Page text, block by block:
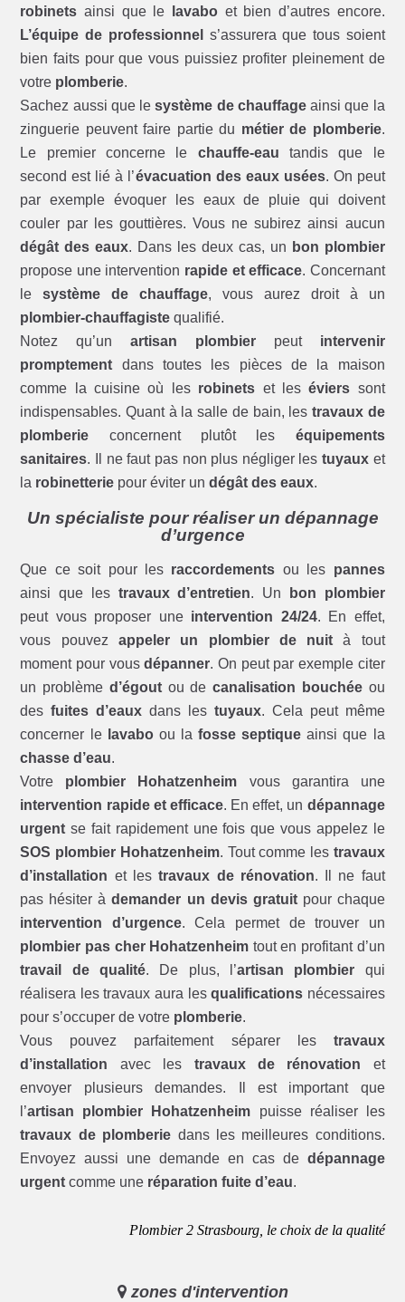
robinets ainsi que le lavabo et bien d’autres encore.
L’équipe de professionnel
s’assurera que tous soient
bien faits pour que vous puissiez profiter pleinement de
votre plomberie.
Sachez aussi que lesystème de chauffageainsi que la
zinguerie peuvent faire partie du métier de plomberie.
Le premier concerne le chauffe-eau tandis que le
second est lié à l’évacuation des eaux usées. On peut
par exemple évoquer les eaux de pluie qui doivent
couler par les gouttières. Vous ne subirez ainsi aucun
dégât des eaux. Dans les deux cas, un bon plombier
propose une intervention rapide et efficace. Concernant
lesystème de chauffage, vous aurez droit à un
plombier-chauffagiste qualifié.
Notez qu’unartisan plombierpeut intervenir
promptement dans toutes les pièces de la maison
comme la cuisine où les robinets et leséviers sont
indispensables. Quant à la salle de bain, les travaux de
plomberie concernent plutôt les équipements
sanitaires. Il ne faut pas non plus négliger les tuyauxet
la robinetterie pour éviter undégât des eaux.
Un spécialiste pour réaliser un dépannage
d’urgence
Que ce soit pour les raccordements ou les pannes
ainsi que les travaux d’entretien. Un
bon plombier
peut vous proposer une intervention 24/24. En effet,
vous pouvez appeler un plombier de nuit à tout
moment pour vousdépanner. On peut par exemple citer
un problème d’égoutou decanalisation bouchéeou
desfuites d’eaux dans les tuyaux. Cela peut même
concerner le lavaboou lafosse septique ainsi que la
chasse d’eau.
Votre plombier Hohatzenheim vous garantira une
intervention rapide et efficace. En effet, un dépannage
urgent se fait rapidement une fois que vous appelez le
SOS plombier Hohatzenheim. Tout comme les travaux
d’installation et lestravaux de rénovation. Il ne faut
pas hésiter àdemander un devis gratuitpour chaque
intervention d’urgence. Cela permet de trouver un
plombier pas cher Hohatzenheim tout en profitant d’un
travail de qualité. De plus, l’artisan plombier qui
réalisera les travaux aura lesqualifications nécessaires
pour s’occuper de votre plomberie.
Vous pouvez parfaitement séparer les travaux
d’installation avec les travaux de rénovation et
envoyer plusieurs demandes. Il est important que
l’artisan plombier Hohatzenheim puisse réaliser les
travaux de plomberie dans les meilleures conditions.
Envoyez aussi une demande en cas de dépannage
urgent comme une réparation fuite d’eau.
Plombier 2 Strasbourg, le choix de la qualité
zones d'intervention